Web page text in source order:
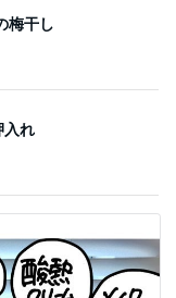
梅干し
入れ